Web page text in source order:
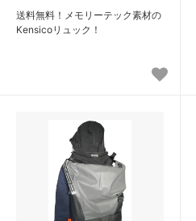
送料無料！メモリーテック素材の
Kensicoリュック！